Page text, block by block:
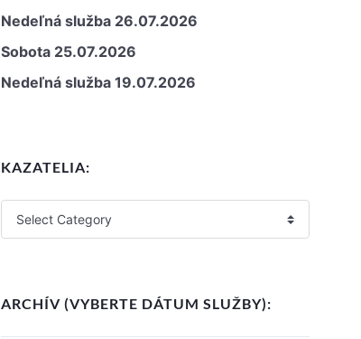
Nedeľná služba 26.07.2026
Sobota 25.07.2026
Nedeľná služba 19.07.2026
KAZATELIA:
ARCHÍV (VYBERTE DÁTUM SLUŽBY):